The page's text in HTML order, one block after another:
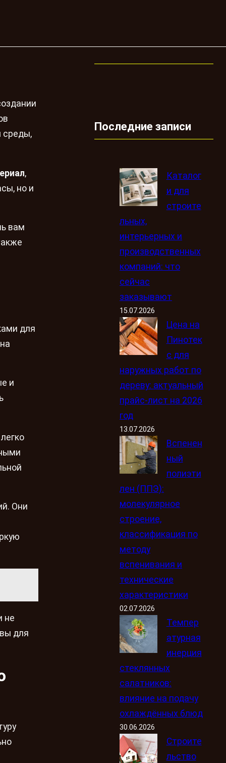
среды,
,
но и
вам
для
и
Они
не
для
Последние записи
Каталог
и для
строите
льных,
интерьерных и
производственных
компаний: что
сейчас
заказывают
15.07.2026
Цена на
Пинотек
с для
наружных работ по
дереву: актуальный
прайс-лист на 2026
год
13.07.2026
Вспенен
ный
полиэти
лен (ППЭ):
молекулярное
строение,
классификация по
методу
вспенивания и
технические
характеристики
02.07.2026
Темпер
атурная
инерция
стеклянных
салатников:
влияние на подачу
охлаждённых блюд
30.06.2026
Строите
льство